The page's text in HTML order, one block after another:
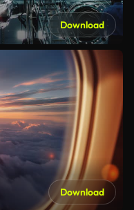
Download
Download